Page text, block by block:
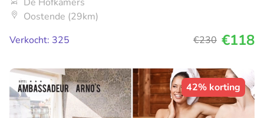
Oostende (29km)
Verkocht: 325
€230 €118
42% korting